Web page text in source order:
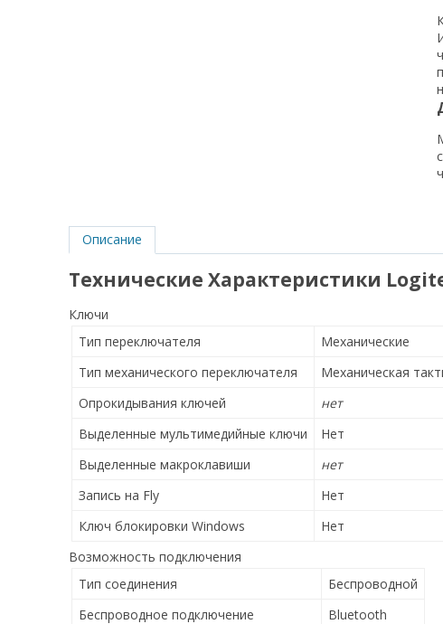
Описание
Технические Характеристики
Ключи
Тип переключателя
Механические
Тип механического переключателя
Механическая
Опрокидывания ключей
нет
Выделенные мультимедийные ключи
Нет
Выделенные макроклавиши
нет
Запись на Fly
Нет
Ключ блокировки Windows
Нет
Возможность подключения
Тип соединения
Беспроводной
Беспроводное подключение
Bluetooth